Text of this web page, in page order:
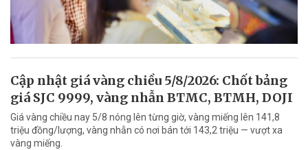
Cập nhật giá vàng chiều 5/8/2026: Chốt bảng
giá SJC 9999, vàng nhẫn BTMC, BTMH, DOJI
Giá vàng chiều nay 5/8 nóng lên từng giờ, vàng miếng lên 141,8
triệu đồng/lượng, vàng nhẫn có nơi bán tới 143,2 triệu — vượt xa
vàng miếng.